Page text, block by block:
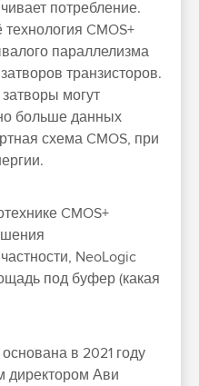
потребление.
CMOS+
параллелизма
транзисторов.
могут
больше данных
схема CMOS, при
CMOS+
NeoLogic
под буфер (какая
в 2021 году
директором Ави